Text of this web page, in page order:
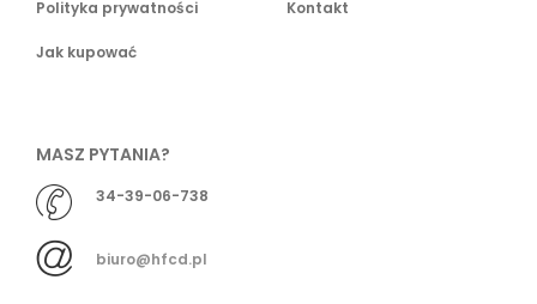
Polityka prywatności
Jak kupować
Kontakt
MASZ PYTANIA?
34-39-06-738
biuro@hfcd.pl